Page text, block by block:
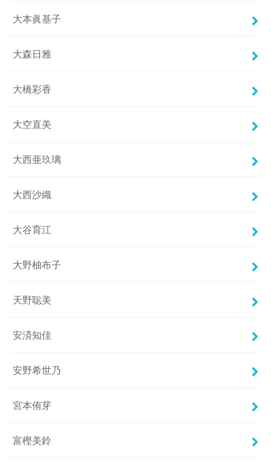
大本眞基子
大森日雅
大橋彩香
大空直美
大西亜玖璃
大西沙織
大谷育江
大野柚布子
天野聡美
安済知佳
安野希世乃
宮本侑芽
富樫美鈴